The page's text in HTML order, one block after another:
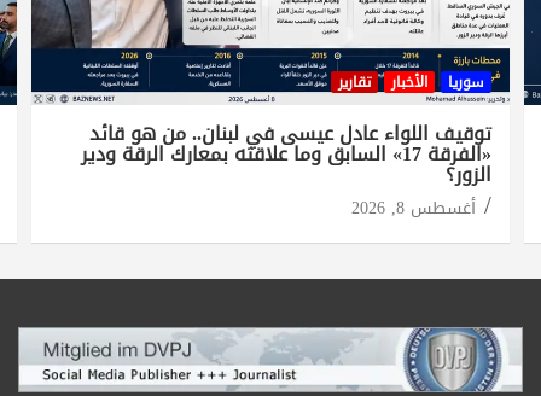
سوريا الأخبار تقارير
توقيف اللواء عادل عيسى في لبنان.. من هو قائد
«الفرقة 17» السابق وما علاقته بمعارك الرقة ودير
الزور؟
أغسطس 8, 2026